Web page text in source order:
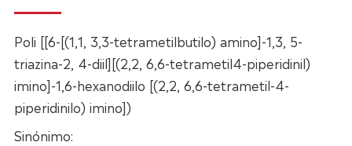
Poli [[6-[(1,1, 3,3-tetrametilbutilo) amino]-1,3, 5-
triazina-2, 4-diil][(2,2, 6,6-tetrametil4-piperidinil)
imino]-1,6-hexanodiilo [(2,2, 6,6-tetrametil-4-
piperidinilo) imino])
Sinónimo: